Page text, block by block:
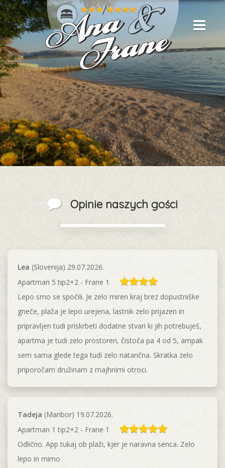
Opinie naszych gości
Lea (Slovenija) 29.07.2026.
Apartman 5 tip2+2 - Frane 1
Lepo smo se spočili. Je zelo miren kraj brez dopustniške
gneče, plaža je lepo urejena, lastnik zelo prijazen in
pripravljen tudi priskrbeti dodatne stvari ki jih potrebuješ,
apartma je tudi zelo prostoren, čistoča pa 4 od 5, ampak
sem sama glede tega tudi zelo natančna. Skratka zelo
priporočam družinam z majhnimi otroci.
Tadeja (Maribor) 19.07.2026.
Apartman 1 tip2+2 - Frane 1
Odlično. App tukaj ob plaži, kjer je naravna senca. Zelo
lepo in mirno